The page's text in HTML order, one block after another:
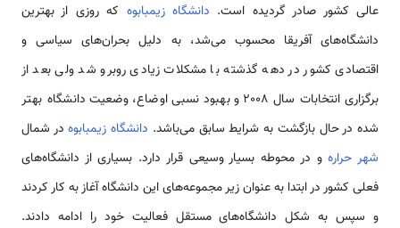
عالی کشور صادر گردیده است. دانشگاه زیمبابوه که روزی از بهترین
دانشگاه‌های آفریقا محسوب می‌شد، به دلیل بحران‌های سیاسی و
اقتصادی کشور در دهه گذشته با مشکلات زیادی روبرو شد ولی بعد از
برگزاری انتخابات سال 2008 و بهبود نسبی اوضاع، وضعیت دانشگاه بهتر
شده در حال بازگشت به شرایط سابق می‌باشد. دانشگاه زیمبابوهدر شمال
شهر حرارهو در محوطه بسیار وسیعی قرار دارد. بسیاری از دانشگاه‌های
فعلی کشور در ابتدا به عنوان زیر مجموعه‌های این دانشگاه آغاز به کار کردند
و سپس به شکل دانشگاه‌های مستقل فعالیت خود را ادامه دادند.